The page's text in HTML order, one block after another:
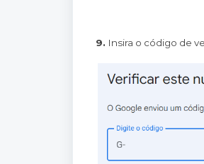
9. Insira o código de